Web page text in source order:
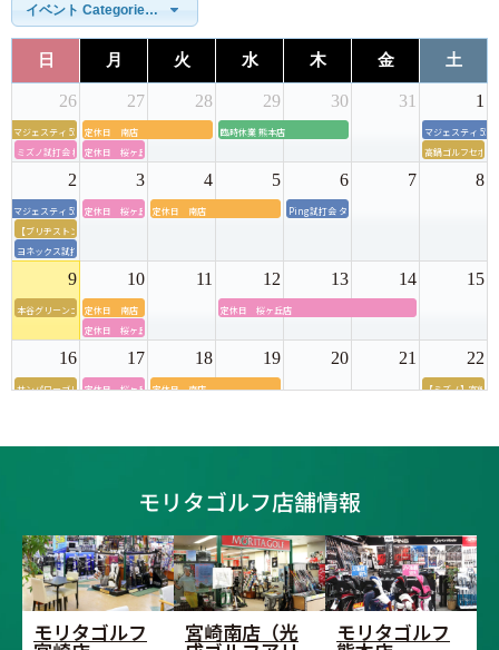
イベント Categories一覧
日 月 火 水 木 金 土
26 27 28 29 30 31 1
マジェスティ 55周年モデル店内試打会＆グリップ交換会
定休日 南店 臨時休業 熊本店
マジェスティ 55
ミズノ試打会 桜ヶ丘ゴルフセンター
定休日 桜ヶ丘店 高鍋ゴルフセポー
2 3 4 5 6 7 8
マジェスティ 55周年モデル店内試打会＆グリップ交換会
定休日 桜ヶ丘店定休日 南店
Ping試打会 タイセイゴルフセンター
【ブリヂストン】宮崎店内試打会
ヨネックス試打会 タイセイゴルフセンター
9 10 11 12 13 14 15
本谷グリーンゴルフ・モリタゴルフ試打会＆アパレル販売会
定休日 南店
定休日 桜ヶ丘店
定休日 桜ヶ丘店
16 17 18 19 20 21 22
サンパワーゴルフ・モリタゴルフ試打会
定休日 桜ヶ丘店定休日 南店
【ミズノ】宮崎店
1 2 3
【ダンロップ】宮崎店内フィッティング試打会
定休日 桜ヶ丘店
モリタゴルフ店舗情報
モリタゴルフ 宮崎南店（光 モリタゴルフ